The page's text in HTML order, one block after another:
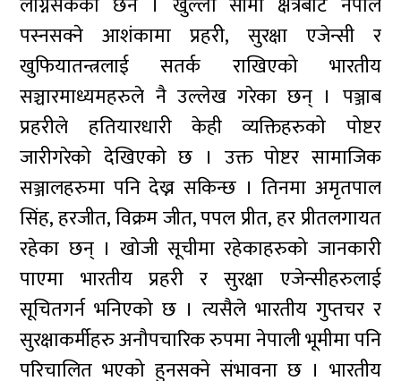
पस्नसक्ने आशंकामा प्रहरी, सुरक्षा एजेन्सी र
खुफियातन्त्रलाई सतर्क राखिएको भारतीय
सञ्चारमाध्यमहरुले नै उल्लेख गरेका छन् । पञ्जाब
प्रहरीले हतियारधारी केही व्यक्तिहरुको पोष्टर
जारीगरेको देखिएको छ । उक्त पोष्टर सामाजिक
सञ्जालहरुमा पनि देख्न सकिन्छ । तिनमा अमृतपाल
सिंह, हरजीत, विक्रम जीत, पपल प्रीत, हर प्रीतलगायत
रहेका छन् । खोजी सूचीमा रहेकाहरुको जानकारी
पाएमा भारतीय प्रहरी र सुरक्षा एजेन्सीहरुलाई
सूचितगर्न भनिएको छ । त्यसैले भारतीय गुप्तचर र
सुरक्षाकर्मीहरु अनौपचारिक रुपमा नेपाली भूमीमा पनि
परिचालित भएको हुनसक्ने संभावना छ । भारतीय